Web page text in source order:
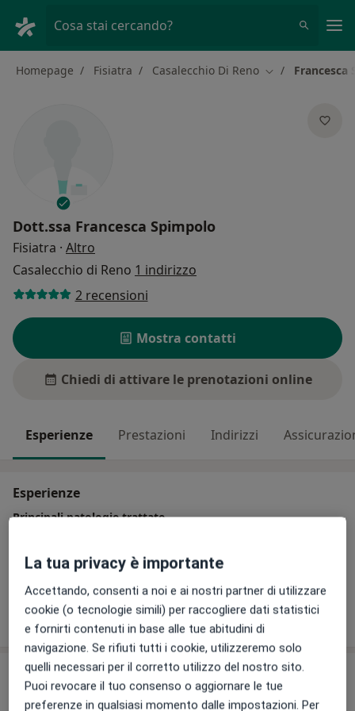
Cosa stai cercando?
Homepage Fisiatra Casalecchio Di Reno Cambia città
Francesca
Dott.ssa Francesca Spimpolo
Fisiatra · Altro
Casalecchio di Reno 1 indirizzo
2 recensioni
Mostra contatti
Chiedi di attivare le prenotazioni online
Esperienze Prestazioni Indirizzi
Esperienze
Principali patologie trattate
Discopatia
+25a11y_sr_more_diseases
Mostra dettagli
sull'esperienza
Prestazioni e prezzi
Visita fisiatrica
La tua privacy è importante
Accettando, consenti a noi e ai nostri partner di utilizzare
cookie (o tecnologie simili) per raccogliere dati statistici
e fornirti contenuti in base alle tue abitudini di
navigazione. Se rifiuti tutti i cookie, utilizzeremo solo
quelli necessari per il corretto utilizzo del nostro sito.
Puoi revocare il tuo consenso o aggiornare le tue
preferenze in qualsiasi momento dalle impostazioni. Per